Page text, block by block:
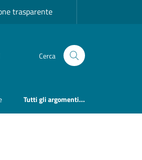
trasparente
Android
IOS Cerca
Tutti gli argomenti...